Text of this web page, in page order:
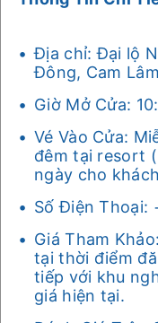
Địa chỉ: Đại lộ
Đông, Cam
Giờ Mở Cửa:
Vé Vào Cửa:
đêm tại resort
ngày cho
Số Điện Thoại:
Giá Tham
tại thời điểm
tiếp với khu
giá hiện tại.